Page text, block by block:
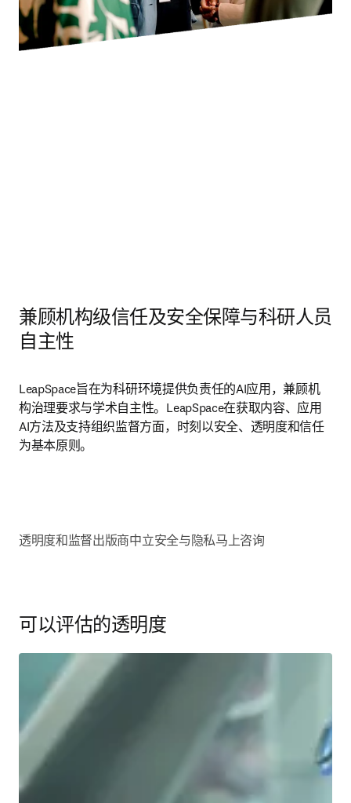
兼顾机构级信任及安全保障与科研人员
自主性
LeapSpace旨在为科研环境提供负责任的AI应用，兼顾机
构治理要求与学术自主性。LeapSpace在获取内容、应用
AI方法及支持组织监督方面，时刻以安全、透明度和信任
为基本原则。
透明度和监督出版商中立安全与隐私马上咨询
可以评估的透明度